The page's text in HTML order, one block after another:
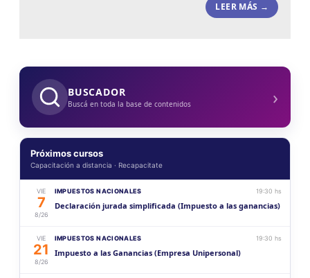
LEER MÁS →
BUSCADOR
Buscá en toda la base de contenidos ›
Próximos cursos
Capacitación a distancia · Recapacitate
VIE
7
8/26
IMPUESTOS NACIONALES 19:30 hs
Declaración jurada simplificada (Impuesto a las ganancias)
VIE
21
8/26
IMPUESTOS NACIONALES 19:30 hs
Impuesto a las Ganancias (Empresa Unipersonal)